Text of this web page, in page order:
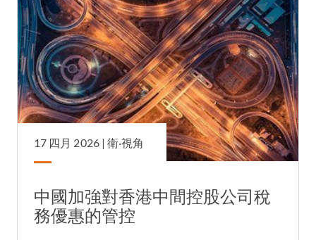
17 四月 2026 |衛·視角
中國加強對香港中間控股公司稅
務優惠的管控